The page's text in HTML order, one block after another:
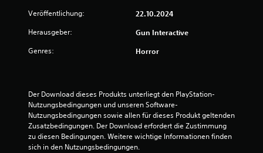
g
e
n
Veröffentlichung: 22.10.2024
Herausgeber: Gun Interactive
Genres: Horror
Der Download dieses Produkts unterliegt den PlayStation-
Nutzungsbedingungen und unseren Software-
Nutzungsbedingungen sowie allen für dieses Produkt geltenden
Zusatzbedingungen. Der Download erfordert die Zustimmung
zu diesen Bedingungen. Weitere wichtige Informationen finden
sich in den Nutzungsbedingungen.